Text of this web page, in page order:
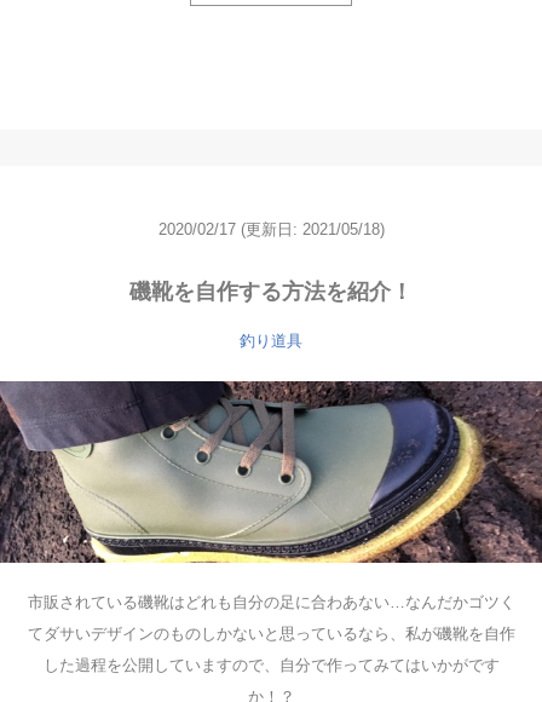
2020/02/17 (更新日: 2021/05/18)
磯靴を自作する方法を紹介！
釣り道具
市販されている磯靴はどれも自分の足に合わあない…なんだかゴツく
てダサいデザインのものしかないと思っているなら、私が磯靴を自作
した過程を公開していますので、自分で作ってみてはいかがです
か！？